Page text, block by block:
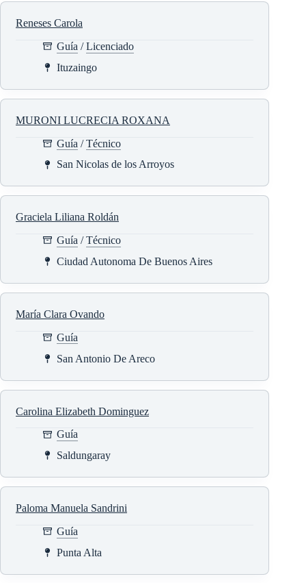
Reneses Carola
Guía /Licenciado
Ituzaingo
MURONI LUCRECIA ROXANA
Guía /Técnico
San Nicolas de los Arroyos
Graciela Liliana Roldán
Guía /Técnico
Ciudad Autonoma De Buenos Aires
María Clara Ovando
Guía
San Antonio De Areco
Carolina Elizabeth Dominguez
Guía
Saldungaray
Paloma Manuela Sandrini
Guía
Punta Alta